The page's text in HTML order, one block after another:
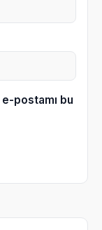
postamı bu